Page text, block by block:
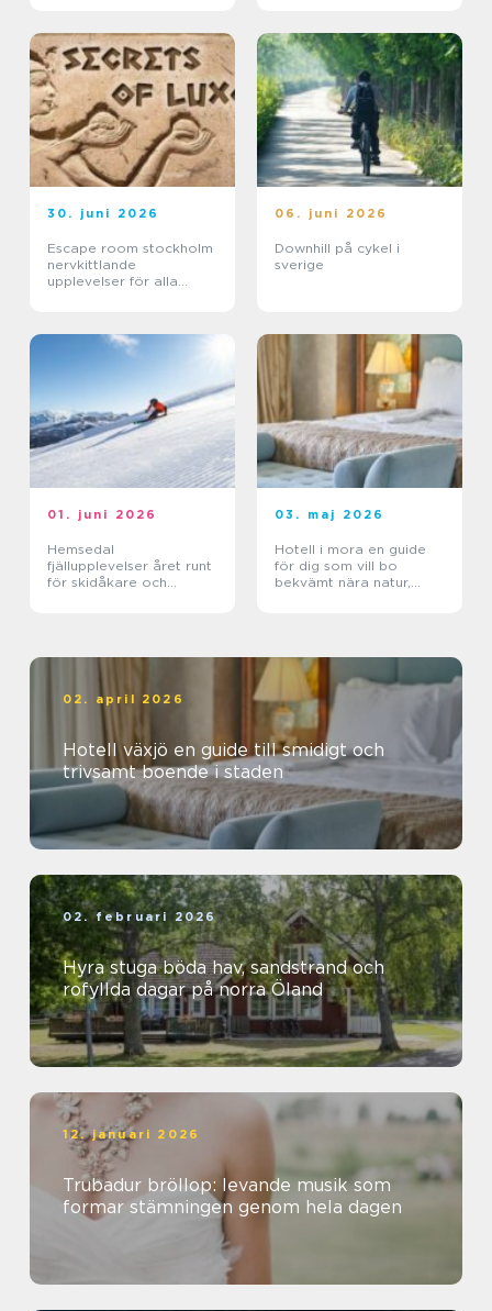
30. juni 2026
Escape room stockholm
nervkittlande
upplevelser för alla
06. juni 2026
Downhill på cykel i
sverige
01. juni 2026
Hemsedal
fjällupplevelser året runt
för skidåkare och
03. maj 2026
Hotell i mora en guide
för dig som vill bo
bekvämt nära natur,
02. april 2026
Hotell växjö en guide till smidigt och
trivsamt boende i staden
02. februari 2026
Hyra stuga böda hav, sandstrand och
rofyllda dagar på norra Öland
12. januari 2026
Trubadur bröllop: levande musik som
formar stämningen genom hela dagen